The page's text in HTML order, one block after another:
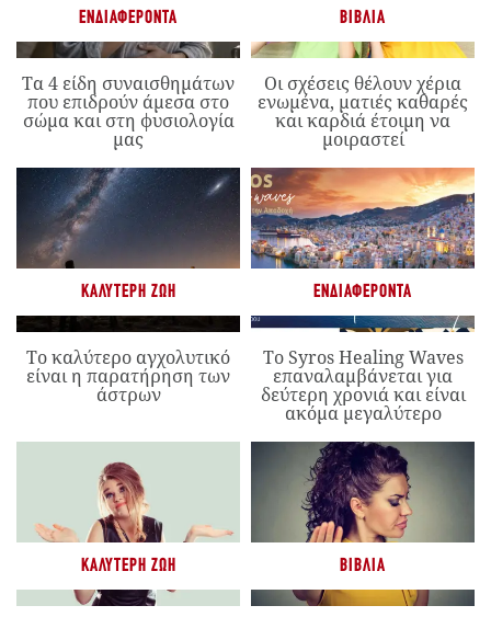
ΕΝΔΙΑΦΈΡΟΝΤΑ
Τα 4 είδη συναισθημάτων
που επιδρούν άμεσα στο
σώμα και στη φυσιολογία
μας
ΒΙΒΛΊΑ
Οι σχέσεις θέλουν χέρια
ενωμένα, ματιές καθαρές
και καρδιά έτοιμη να
μοιραστεί
ΚΑΛΎΤΕΡΗ ΖΩΉ
Το καλύτερο αγχολυτικό
είναι η παρατήρηση των
άστρων
ΕΝΔΙΑΦΈΡΟΝΤΑ
Το Syros Healing Waves
επαναλαμβάνεται για
δεύτερη χρονιά και είναι
ακόμα μεγαλύτερο
ΚΑΛΎΤΕΡΗ ΖΩΉ ΒΙΒΛΊΑ